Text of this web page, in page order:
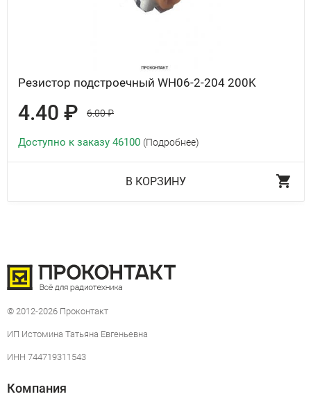
Резистор подстроечный WH06-2-204 200K
4.40 ₽ 6.00 ₽
Доступно к заказу 46100 (Подробнее)
В КОРЗИНУ
© 2012-2026 Проконтакт
ИП Истомина Татьяна Евгеньевна
ИНН 744719311543
Компания